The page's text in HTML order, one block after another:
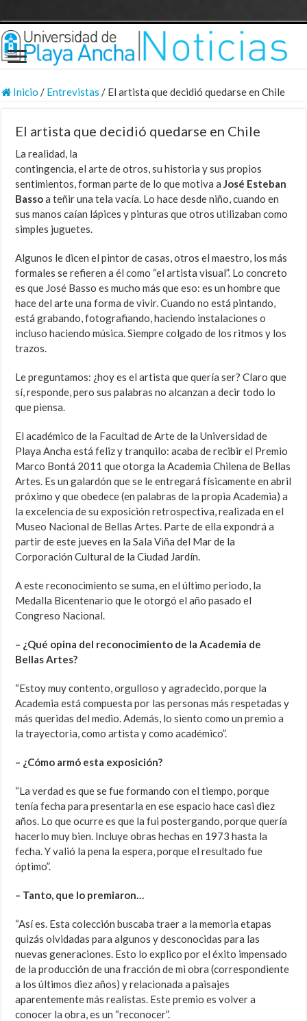
Inicio / Entrevistas / El artista que decidió quedarse en Chile
El artista que decidió quedarse en Chile
La realidad, la
contingencia, el arte de otros, su historia y sus propios
sentimientos, forman parte de lo que motiva aJosé Esteban
Bassoa teñir una tela vacía. Lo hace desde niño, cuando en
sus manos caían lápices y pinturas que otros utilizaban como
simples juguetes.
Algunos le dicen el pintor de casas, otros el maestro, los más
formales se refieren a él como “el artista visual”. Lo concreto
es que José Basso es mucho más que eso: es un hombre que
hace del arte una forma de vivir. Cuando no está pintando,
está grabando, fotografiando, haciendo instalaciones o
incluso haciendo música. Siempre colgado de los ritmos y los
trazos.
Le preguntamos: ¿hoy es el artista que quería ser? Claro que
sí, responde, pero sus palabras no alcanzan a decir todo lo
que piensa.
El académico de la Facultad de Arte de la Universidad de
Playa Ancha está feliz y tranquilo: acaba de recibir el Premio
Marco Bontá 2011 que otorga la Academia Chilena de Bellas
Artes. Es un galardón que se le entregará físicamente en abril
próximo y que obedece (en palabras de la propia Academia) a
la excelencia de su exposición retrospectiva, realizada en el
Museo Nacional de Bellas Artes. Parte de ella expondrá a
partir de este jueves en la Sala Viña del Mar de la
Corporación Cultural de la Ciudad Jardín.
A este reconocimiento se suma, en el último periodo, la
Medalla Bicentenario que le otorgó el año pasado el
Congreso Nacional.
– ¿Qué opina del reconocimiento de la Academia de
Bellas Artes?
“Estoy muy contento, orgulloso y agradecido, porque la
Academia está compuesta por las personas más respetadas y
más queridas del medio. Además, lo siento como un premio a
la trayectoria, como artista y como académico”.
– ¿Cómo armó esta exposición?
“La verdad es que se fue formando con el tiempo, porque
tenía fecha para presentarla en ese espacio hace casi diez
años. Lo que ocurre es que la fui postergando, porque quería
hacerlo muy bien. Incluye obras hechas en 1973 hasta la
fecha. Y valió la pena la espera, porque el resultado fue
óptimo”.
– Tanto, que lo premiaron…
“Así es. Esta colección buscaba traer a la memoria etapas
quizás olvidadas para algunos y desconocidas para las
nuevas generaciones. Esto lo explico por el éxito impensado
de la producción de una fracción de mi obra (correspondiente
a los últimos diez años) y relacionada a paisajes
aparentemente más realistas. Este premio es volver a
conocer la obra, es un “reconocer”.